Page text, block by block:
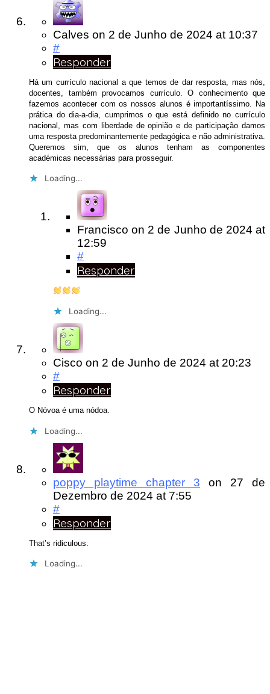
Calves on 2 de Junho de 2024 at 10:37
#
Responder
Há um currículo nacional a que temos de dar resposta, mas nós,
docentes, também provocamos currículo. O conhecimento que
fazemos acontecer com os nossos alunos é importantíssimo. Na
prática do dia-a-dia, cumprimos o que está definido no currículo
nacional, mas com liberdade de opinião e de participação damos
uma resposta predominantemente pedagógica e não administrativa.
Queremos sim, que os alunos tenham as componentes
académicas necessárias para prosseguir.
Loading...
Francisco on 2 de Junho de 2024at
12:59
#
Responder
Loading...
Cisco on 2 de Junho de 2024 at 20:23
#
Responder
O Nóvoa é uma nódoa.
Loading...
poppy playtime chapter 3 on 27 de
Dezembro de 2024 at 7:55
#
Responder
That’s ridiculous.
Loading...